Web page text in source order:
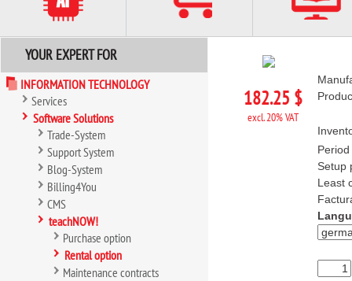
YOUR EXPERT FOR
INFORMATION TECHNOLOGY
Services
Software Solutions
Trade-System
Support System
Blog-System
Billing4You
CMS
teachNOW!
Purchase option
Rental option
Maintenance contracts
182.25 $
excl. 20% VAT
Setup
Least